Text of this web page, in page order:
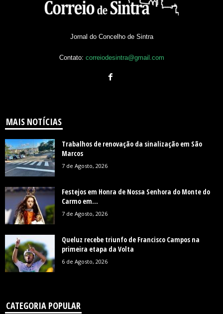
Jornal do Concelho de Sintra
Contato: correiodesintra@gmail.com
MAIS NOTÍCIAS
Trabalhos de renovação da sinalização em São
Marcos
7 de Agosto, 2026
Festejos em Honra de Nossa Senhora do Monte do
Carmo em...
7 de Agosto, 2026
Queluz recebe triunfo de Francisco Campos na
primeira etapa da Volta
6 de Agosto, 2026
CATEGORIA POPULAR